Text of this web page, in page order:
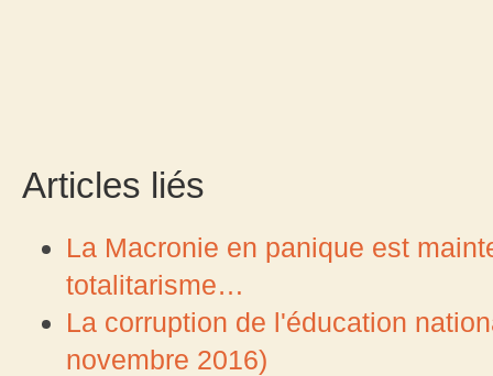
Articles liés
La Macronie en panique est
totalitarisme…
La corruption de l'éducation
novembre 2016)